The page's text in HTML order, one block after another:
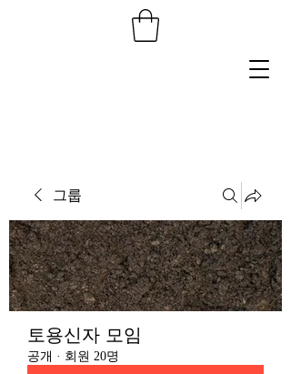
그룹
토용신자 모임
공개 · 회원 20명